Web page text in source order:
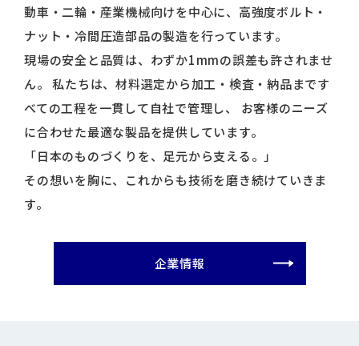
動車・二輪・産業機械向けを中心に、高強度ボルト・
ナット・冷間圧造部品の製造を行っています。
現場の安全と品質は、わずか1mmの誤差も許されませ
ん。
私たちは、材料選定から加工・検査・納品まです
べての工程を一貫して自社で管理し、 お客様のニーズ
に合わせた最適な製品を提供しています。
「日本のものづくりを、足元から支える。」
その想いを胸に、これからも技術を磨き続けていきま
す。
企業情報